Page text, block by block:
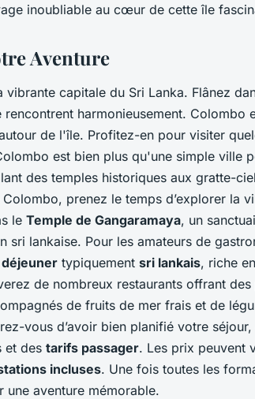
inoubliable au cœur de cette île
Aventure
vibrante capitale du Sri Lanka. Flânez
rencontrent harmonieusement. Colombo
de l'île. Profitez-en pour visiter
est bien plus qu'une simple ville
des temples historiques aux gratte-ciel
prenez le temps d’explorer la
le Temple de Gangaramaya, un
lankaise. Pour les amateurs de
déjeuner typiquement sri lankais, riche en
de nombreux restaurants offrant des
de fruits de mer frais et de
vous d’avoir bien planifié votre séjour,
et des tarifs passager. Les prix peuvent
incluses. Une fois toutes les
une aventure mémorable.